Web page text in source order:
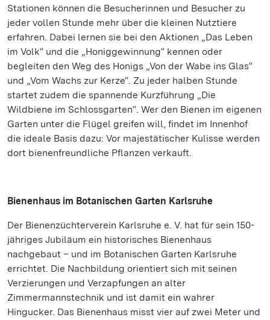
Stationen können die Besucherinnen und Besucher zu
jeder vollen Stunde mehr über die kleinen Nutztiere
erfahren. Dabei lernen sie bei den Aktionen „Das Leben
im Volk“ und die „Honiggewinnung“ kennen oder
begleiten den Weg des Honigs „Von der Wabe ins Glas“
und „Vom Wachs zur Kerze“. Zu jeder halben Stunde
startet zudem die spannende Kurzführung „Die
Wildbiene im Schlossgarten“. Wer den Bienen im eigenen
Garten unter die Flügel greifen will, findet im Innenhof
die ideale Basis dazu: Vor majestätischer Kulisse werden
dort bienenfreundliche Pflanzen verkauft.
Bienenhaus im Botanischen Garten Karlsruhe
Der Bienenzüchterverein Karlsruhe e. V. hat für sein 150-
jähriges Jubiläum ein historisches Bienenhaus
nachgebaut – und im Botanischen Garten Karlsruhe
errichtet. Die Nachbildung orientiert sich mit seinen
Verzierungen und Verzapfungen an alter
Zimmermannstechnik und ist damit ein wahrer
Hingucker. Das Bienenhaus misst vier auf zwei Meter und